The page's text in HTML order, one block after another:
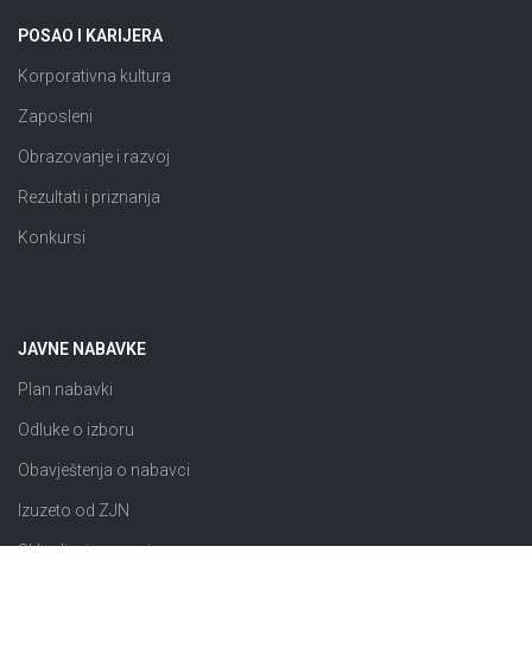
POSAO I KARIJERA
Korporativna kultura
Zaposleni
Obrazovanje i razvoj
Rezultati i priznanja
Konkursi
JAVNE NABAVKE
Plan nabavki
Odluke o izboru
Obavještenja o nabavci
Izuzeto od ZJN
Sklopljeni ugovori